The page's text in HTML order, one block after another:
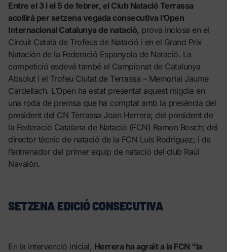
Entre el 3 i el 5 de febrer, el Club Natació Terrassa
acollirà per setzena vegada consecutiva l’Open
Internacional Catalunya de natació, prova inclosa en el
Circuit Català de Trofeus de Natació i en el Grand Prix
Natación de la Federació Espanyola de Natació. La
competició esdevé també el Campionat de Catalunya
Absolut i el Trofeu Ciutat de Terrassa – Memorial Jaume
Cardellach. L’Open ha estat presentat aquest migdia en
una roda de premsa que ha comptat amb la presència del
president del CN Terrassa Joan Herrera; del president de
la Federació Catalana de Natació (FCN) Ramon Bosch; del
director tècnic de natació de la FCN Luis Rodríguez; i de
l’entrenador del primer equip de natació del club Raúl
Navalón.
SETZENA EDICIÓ CONSECUTIVA
En la intervenció inicial, Herrera ha agraït a la FCN “la